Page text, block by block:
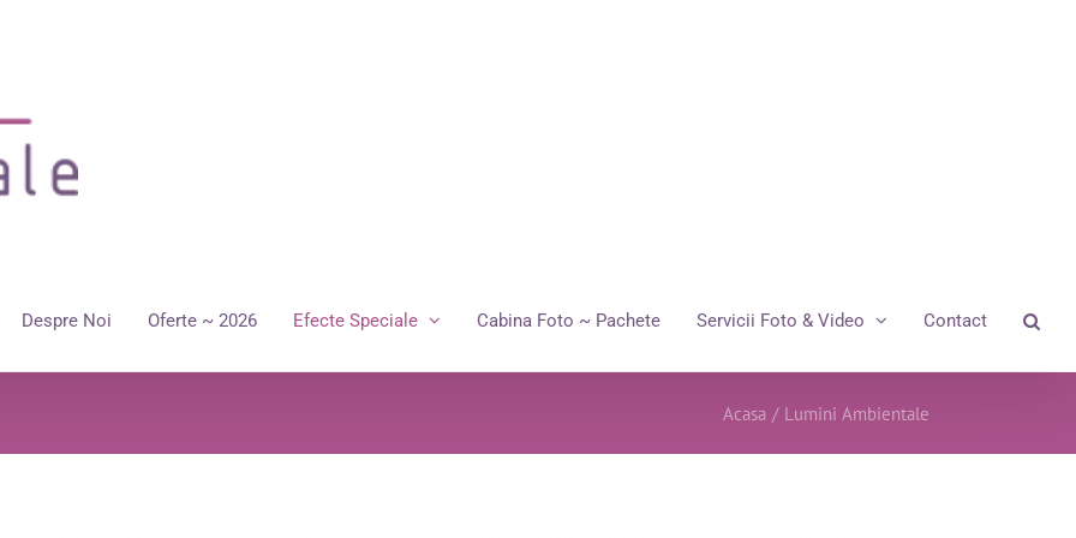
Despre Noi Oferte ~ 2026 Efecte Speciale Cabina Foto ~ Pachete Servicii Foto & Video Contact
Acasa / Lumini Ambientale